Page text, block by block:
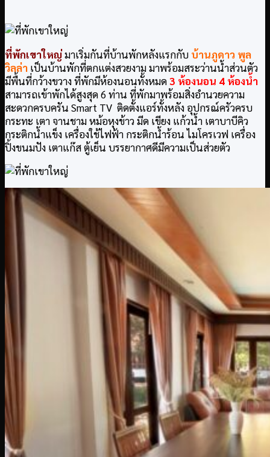
ที่พักเขาใหญ่มาเริ่มกันที่บ้านพักหลังแรกกับ บ้านภูดาว พูล
วิลล่า เป็นบ้านพักที่ตกแต่งสวยงาม มาพร้อมสระว่านน้ำส่วนตัว
มีพื้นที่กว้างขวาง ที่พักมีห้องนอนทั้งหมด3 ห้องนอน 4 ห้องน้ำ
สามารถเข้าพักได้สูงสุด 6 ท่าน ที่พักมาพร้อมสิ่งอำนวยความ
สะดวกครบครัน Smart TV ติดตั้งแอร์ทั้งหลัง อุปกรณ์ครัวครบ
กระทะ เตา จานชาม หม้อหุงข้าว มีด เขียง แก้วน้ำ เตาบาบีคิว
กระติกน้ำแข็ง เครื่องใช้ไฟฟ้า กระติกน้ำร้อน ไมโครเวฟ เครื่อง
ปิ้งขนมปัง เตาแก๊ส ตู้เย็น บรรยากาศดีมีความเป็นส่วยตัว